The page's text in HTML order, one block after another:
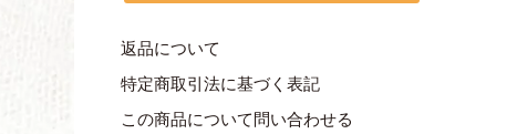
返品について
特定商取引法に基づく表記
この商品について問い合わせる